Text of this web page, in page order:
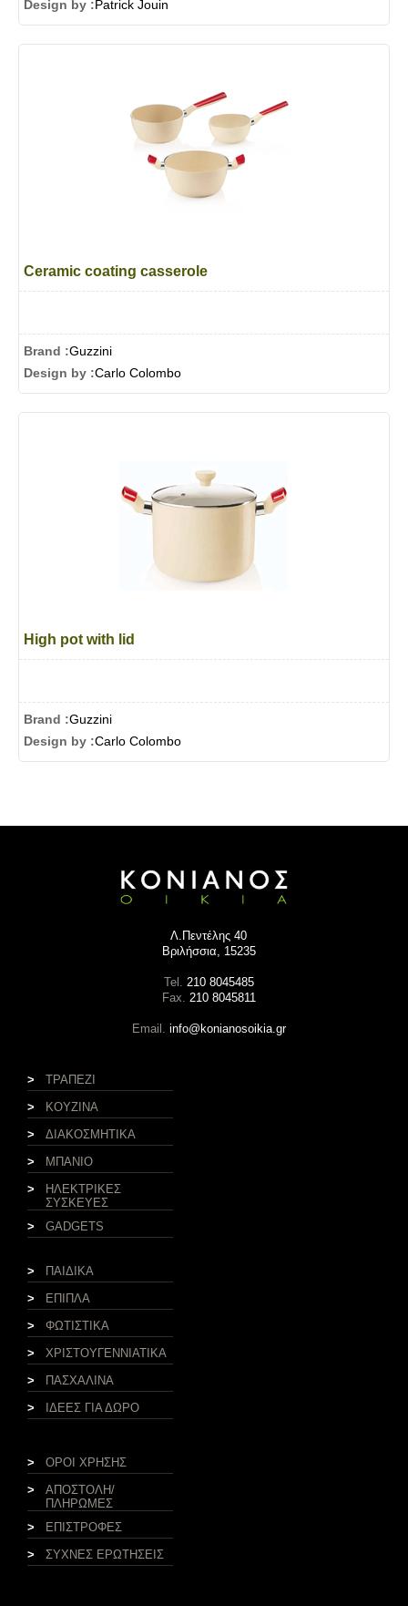
Design by :Patrick Jouin
Ceramic coating casserole
Brand :Guzzini
Design by :Carlo Colombo
High pot with lid
Brand :Guzzini
Design by :Carlo Colombo
Λ.Πεντέλης 40
Βριλήσσια, 15235
Tel. 210 8045485
Fax. 210 8045811
Email. info@konianosoikia.gr
>
ΤΡΑΠΕΖΙ
>
ΚΟΥΖΙΝΑ
>
ΔΙΑΚΟΣΜΗΤΙΚΑ
>
ΜΠΑΝΙΟ
>
ΗΛΕΚΤΡΙΚΕΣ
ΣΥΣΚΕΥΕΣ
>
GADGETS
>
ΠΑΙΔΙΚΑ
>
ΕΠΙΠΛΑ
>
ΦΩΤΙΣΤΙΚΑ
>
ΧΡΙΣΤΟΥΓΕΝΝΙΑΤΙΚΑ
>
ΠΑΣΧΑΛΙΝΑ
>
ΙΔΕΕΣ ΓΙΑ ΔΩΡΟ
>
ΟΡΟΙ ΧΡΗΣΗΣ
>
ΑΠΟΣΤΟΛΗ/
ΠΛΗΡΩΜΕΣ
>
ΕΠΙΣΤΡΟΦΕΣ
>
ΣΥΧΝΕΣ ΕΡΩΤΗΣΕΙΣ